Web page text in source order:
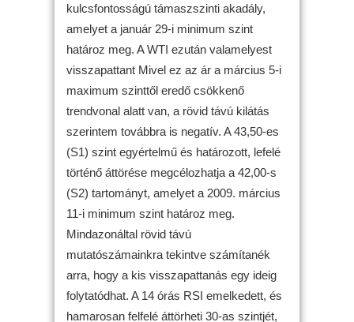
kulcsfontosságú támaszszinti akadály,
amelyet a január 29-i minimum szint
határoz meg. A WTI ezután valamelyest
visszapattant Mivel ez az ár a március 5-i
maximum szinttől eredő csökkenő
trendvonal alatt van, a rövid távú kilátás
szerintem továbbra is negatív. A 43,50-es
(S1) szint egyértelmű és határozott, lefelé
történő áttörése megcélozhatja a 42,00-s
(S2) tartományt, amelyet a 2009. március
11-i minimum szint határoz meg.
Mindazonáltal rövid távú
mutatószámainkra tekintve számítanék
arra, hogy a kis visszapattanás egy ideig
folytatódhat. A 14 órás RSI emelkedett, és
hamarosan felfelé áttörheti 30-as szintjét,